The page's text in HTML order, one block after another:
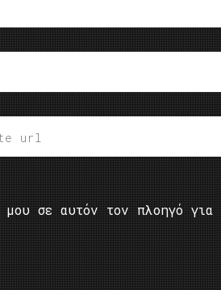
σε αυτόν τον πλοηγό για